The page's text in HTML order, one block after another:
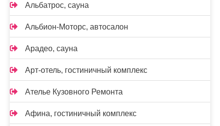
Альбатрос, сауна
Альбион-Моторс, автосалон
Арадео, сауна
Арт-отель, гостиничный комплекс
Ателье Кузовного Ремонта
Афина, гостиничный комплекс